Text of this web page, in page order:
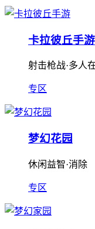
卡拉彼丘手游
射击枪战·多人
专区
梦幻花园
休闲益智·消除
专区